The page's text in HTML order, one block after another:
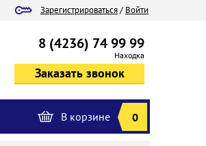
Зарегистрироваться/ Войти
8 (4236) 74 99 99
Находка
В корзине 0